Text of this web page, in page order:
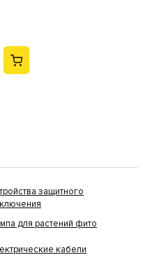
защитного
для растений фито
кабели